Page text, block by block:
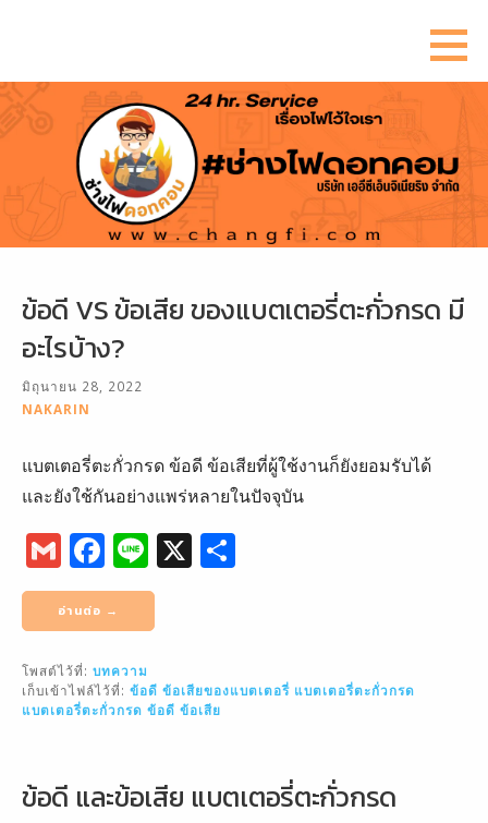
ยัง
เนื้อหา
ข้อดี VS ข้อเสีย ของแบตเตอรี่ตะกั่วกรด มี
อะไรบ้าง?
มิถุนายน 28, 2022
NAKARIN
แบตเตอรี่ตะกั่วกรด ข้อดี ข้อเสียที่ผู้ใช้งานก็ยังยอมรับได้
และยังใช้กันอย่างแพร่หลายในปัจจุบัน
G
m
ai
l
F
a
c
e
b
o
k
Li
n
e
X
อ่านต่อ →
โพสต์ไว้ที่: บทความ
เก็บเข้าไฟล์ไว้ที่: ข้อดี ข้อเสียของแบตเตอรี่ แบตเตอรี่ตะกั่วกรด
แบตเตอรี่ตะกั่วกรด ข้อดี ข้อเสีย
ข้อดี และข้อเสีย แบตเตอรี่ตะกั่วกรด